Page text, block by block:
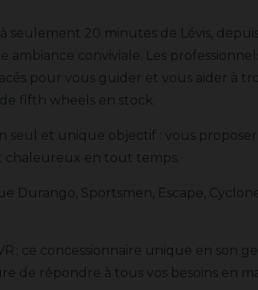
seulement 20 minutes de Lévis,
conviviale. Les
pour vous guider et vous aider à
fifth wheels en stock.
seul et unique objectif : vous
chaleureux en tout temps.
Durango, Sportsmen, Escape,
; ce concessionnaire unique en son
de répondre à tous vos besoins en